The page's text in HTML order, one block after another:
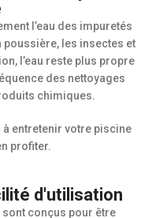
l’eau des impuretés
les insectes et
l’eau reste plus propre
des nettoyages
chimiques.
entretenir votre piscine
profiter.
d'utilisation
conçus pour être